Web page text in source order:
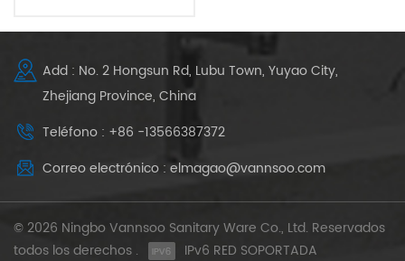
Add : No. 2 Hongsun Rd, Lubu Town, Yuyao City,
Zhejiang Province, China
Teléfono : +86 -13566387372
Correo electrónico : elmagao@vannsoo.com
© 2026 Ningbo Vannsoo Sanitary Ware Co., Ltd. Reservados
todos los derechos .
IPv6 RED SOPORTADA